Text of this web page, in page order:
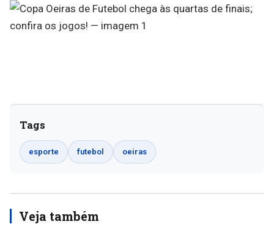
Tags
esporte futebol oeiras
Veja também